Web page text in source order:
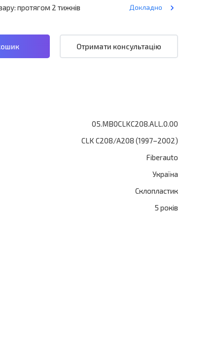
протягом 2 тижнів Докладно
Отримати консультацію
05.MB0CLKC208.ALL.0.00
CLK C208/A208 (1997–2002)
Fiberauto
Україна
Склопластик
5 років